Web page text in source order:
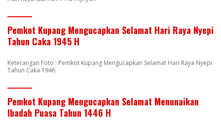
Pemkot Kupang Mengucapkan Selamat Hari Raya Nyepi
Tahun Caka 1945 H
Keterangan Foto : Pemkot Kupang Mengucapkan Selamat Hari Raya Nyepi
Tahun Caka 1946
Pemkot Kupang Mengucapkan Selamat Menunaikan
Ibadah Puasa Tahun 1446 H